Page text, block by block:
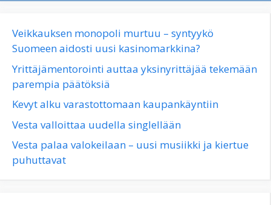
Veikkauksen monopoli murtuu – syntyykö
Suomeen aidosti uusi kasinomarkkina?
Yrittäjämentorointi auttaa yksinyrittäjää tekemään
parempia päätöksiä
Kevyt alku varastottomaan kaupankäyntiin
Vesta valloittaa uudella singlellään
Vesta palaa valokeilaan – uusi musiikki ja kiertue
puhuttavat